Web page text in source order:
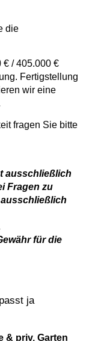
die
€ / 405.000 €
Fertigstellung
wir eine
fragen Sie bitte
ausschließlich
Fragen zu
für die
ja
& priv. Garten